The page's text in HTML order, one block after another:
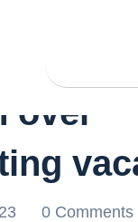
over
0 Comments